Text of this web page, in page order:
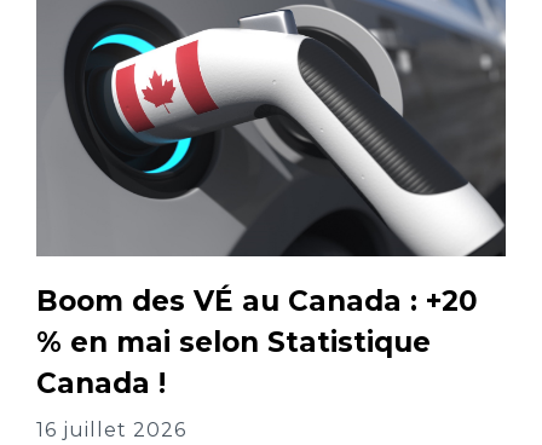
Boom des VÉ au Canada : +20
% en mai selon Statistique
Canada !
16 juillet 2026